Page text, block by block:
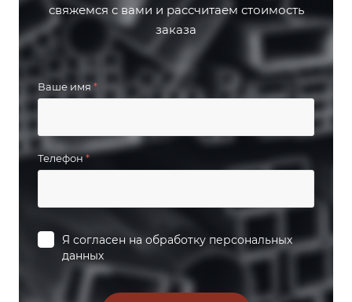
свяжемся с вами и рассчитаем стоимость
заказа
Ваше имя *
Телефон*
Я согласен на обработку персональных
данных